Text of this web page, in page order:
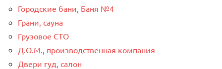
Городские бани, Баня №4
Грани, сауна
Грузовое СТО
Д.О.М., производственная компания
Двери гуд, салон